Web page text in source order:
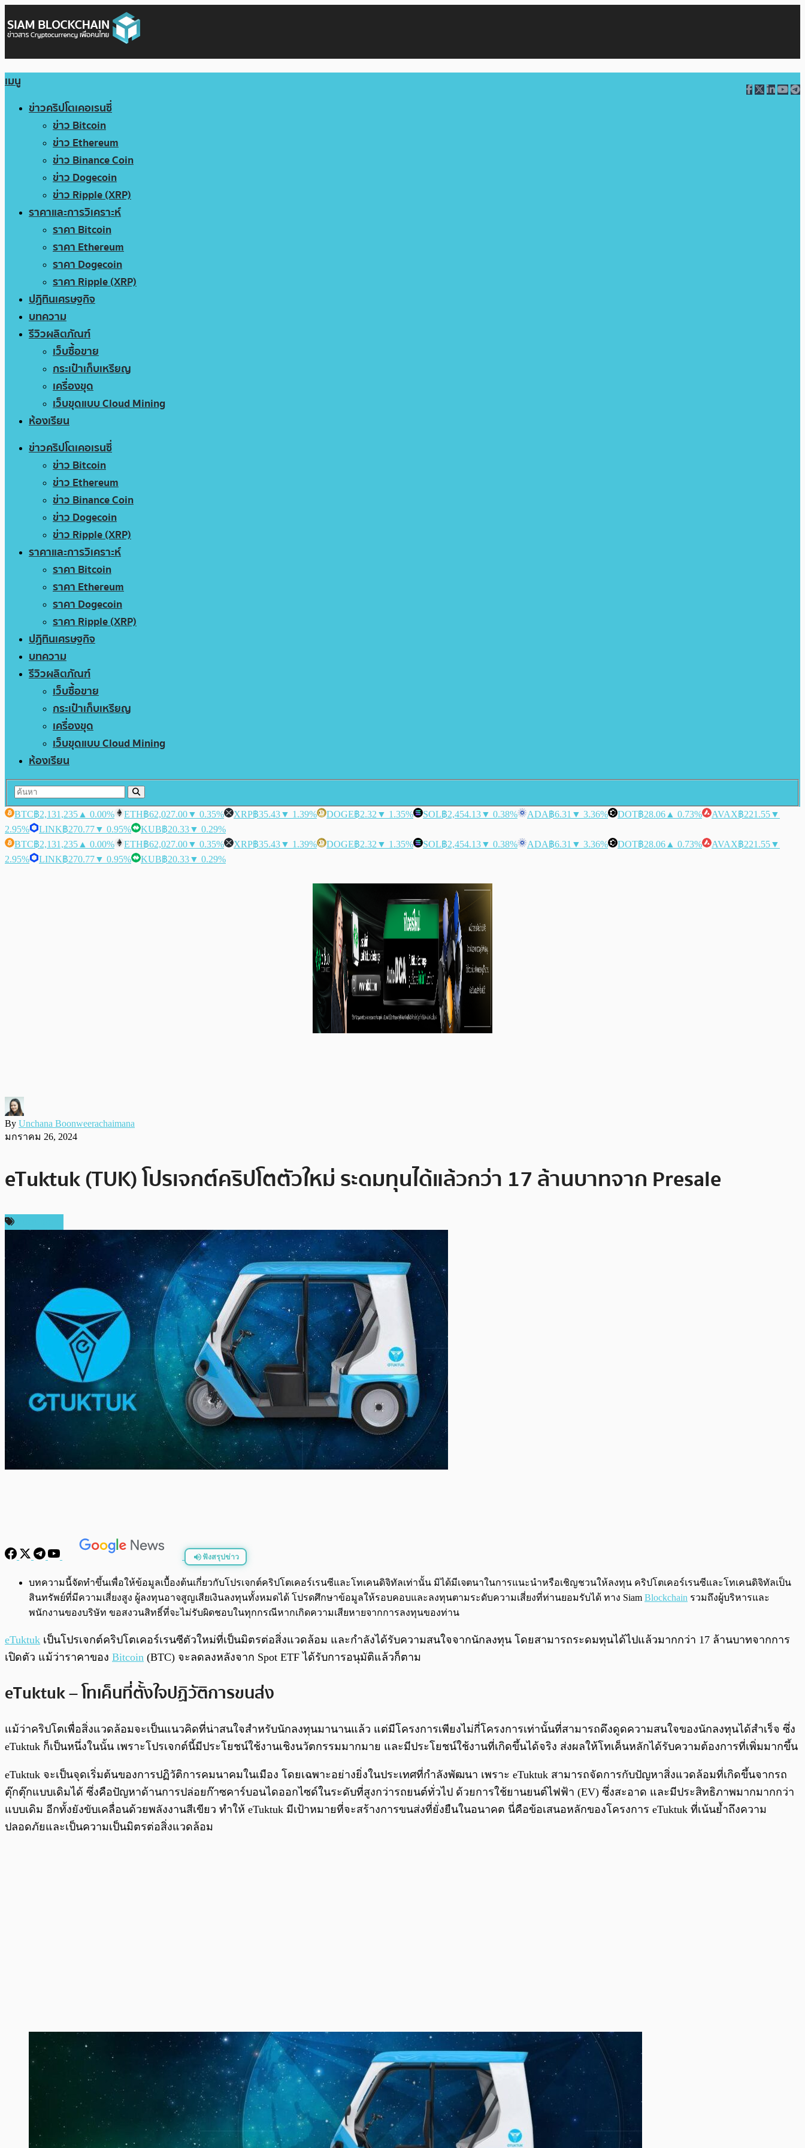
เมนู
ข่าวคริปโตเคอเรนซี่
ข่าว Bitcoin
ข่าว Ethereum
ข่าว Binance Coin
ข่าว Dogecoin
ข่าว Ripple (XRP)
ราคาและการวิเคราะห์
ราคา Bitcoin
ราคา Ethereum
ราคา Dogecoin
ราคา Ripple (XRP)
ปฏิทินเศรษฐกิจ
บทความ
รีวิวผลิตภัณฑ์
เว็บซื้อขาย
กระเป๋าเก็บเหรียญ
เครื่องขุด
เว็บขุดแบบ Cloud Mining
ห้องเรียน
ข่าวคริปโตเคอเรนซี่
ข่าว Bitcoin
ข่าว Ethereum
ข่าว Binance Coin
ข่าว Dogecoin
ข่าว Ripple (XRP)
ราคาและการวิเคราะห์
ราคา Bitcoin
ราคา Ethereum
ราคา Dogecoin
ราคา Ripple (XRP)
ปฏิทินเศรษฐกิจ
บทความ
รีวิวผลิตภัณฑ์
เว็บซื้อขาย
กระเป๋าเก็บเหรียญ
เครื่องขุด
เว็บขุดแบบ Cloud Mining
ห้องเรียน
BTC฿2,131,235 ▲ 0.00% ETH฿62,027.00▼ 0.35% XRP฿35.43▼ 1.39% DOGE฿2.32 ▼ 1.35% SOL฿2,454.13▼ 0.38% ADA฿6.31 ▼ 3.36% DOT฿28.06 ▲ 0.73% AVAX฿221.55▼
2.95%
LINK฿270.77▼ 0.95% KUB฿20.33▼ 0.29%
BTC฿2,131,235 ▲ 0.00% ETH฿62,027.00▼ 0.35% XRP฿35.43▼ 1.39% DOGE฿2.32 ▼ 1.35% SOL฿2,454.13▼ 0.38% ADA฿6.31 ▼ 3.36% DOT฿28.06 ▲ 0.73% AVAX฿221.55▼
2.95%
LINK฿270.77▼ 0.95% KUB฿20.33▼ 0.29%
By Unchana Boonweerachaimana
มกราคม 26, 2024
eTuktuk (TUK) โปรเจกต์คริปโตตัวใหม่ ระดมทุนได้แล้วกว่า 17 ล้านบาทจาก Presale
ฟังสรุปข่าว
พร้อมเล่น 0:00/0:00
บทความนี้จัดทำขึ้นเพื่อให้ข้อมูลเบื้องต้นเกี่ยวกับโปรเจกต์คริปโตเคอร์เรนซีและโทเคนดิจิทัลเท่านั้น มิได้มีเจตนาในการแนะนำหรือเชิญชวนให้ลงทุน คริปโตเคอร์เรนซีและโทเคนดิจิทัลเป็น
สินทรัพย์ที่มีความเสี่ยงสูง ผู้ลงทุนอาจสูญเสียเงินลงทุนทั้งหมดได้ โปรดศึกษาข้อมูลให้รอบคอบและลงทุนตามระดับความเสี่ยงที่ท่านยอมรับได้ ทาง Siam Blockchain รวมถึงผู้บริหารและ
พนักงานของบริษัท ขอสงวนสิทธิ์ที่จะไม่รับผิดชอบในทุกกรณีหากเกิดความเสียหายจากการลงทุนของท่าน
eTuktuk เป็นโปรเจกต์คริปโตเคอร์เรนซีตัวใหม่ที่เป็นมิตรต่อสิ่งแวดล้อม และกำลังได้รับความสนใจจากนักลงทุน โดยสามารถระดมทุนได้ไปแล้วมากกว่า 17 ล้านบาทจากการ
เปิดตัว แม้ว่าราคาของ Bitcoin (BTC) จะลดลงหลังจาก Spot ETF ได้รับการอนุมัติแล้วก็ตาม
eTuktuk – โทเค็นที่ตั้งใจปฏิวัติการขนส่ง
แม้ว่าคริปโตเพื่อสิ่งแวดล้อมจะเป็นแนวคิดที่น่าสนใจสำหรับนักลงทุนมานานแล้ว แต่มีโครงการเพียงไม่กี่โครงการเท่านั้นที่สามารถดึงดูดความสนใจของนักลงทุนได้สำเร็จ ซึ่ง
eTuktuk ก็เป็นหนึ่งในนั้น เพราะโปรเจกต์นี้มีประโยชน์ใช้งานเชิงนวัตกรรมมากมาย และมีประโยชน์ใช้งานที่เกิดขึ้นได้จริง ส่งผลให้โทเค็นหลักได้รับความต้องการที่เพิ่มมากขึ้น
eTuktuk จะเป็นจุดเริ่มต้นของการปฏิวัติการคมนาคมในเมือง โดยเฉพาะอย่างยิ่งในประเทศที่กำลังพัฒนา เพราะ eTuktuk สามารถจัดการกับปัญหาสิ่งแวดล้อมที่เกิดขึ้นจากรถ
ตุ๊กตุ๊กแบบเดิมได้ ซึ่งคือปัญหาด้านการปล่อยก๊าซคาร์บอนไดออกไซด์ในระดับที่สูงกว่ารถยนต์ทั่วไป ด้วยการใช้ยานยนต์ไฟฟ้า (EV) ซึ่งสะอาด และมีประสิทธิภาพมากมากกว่า
แบบเดิม อีกทั้งยังขับเคลื่อนด้วยพลังงานสีเขียว ทำให้ eTuktuk มีเป้าหมายที่จะสร้างการขนส่งที่ยั่งยืนในอนาคต นี่คือข้อเสนอหลักของโครงการ eTuktuk ที่เน้นย้ำถึงความ
ปลอดภัยและเป็นความเป็นมิตรต่อสิ่งแวดล้อม